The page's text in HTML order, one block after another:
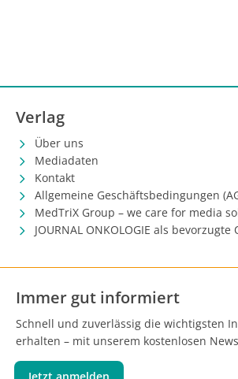
Verlag
Über uns
Mediadaten
Kontakt
Allgemeine Geschäftsbedingungen
MedTriX Group – we care for media
JOURNAL ONKOLOGIE als
Immer gut informiert
Schnell und zuverlässig die wichtigsten
erhalten – mit unserem kostenlosen
Jetzt anmelden